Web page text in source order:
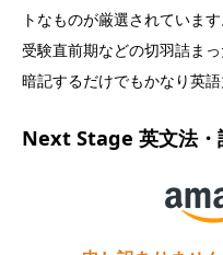
トなものが厳選されています
受験直前期などの切羽詰ま
暗記するだけでもかなり英語
Next Stage 英文法・